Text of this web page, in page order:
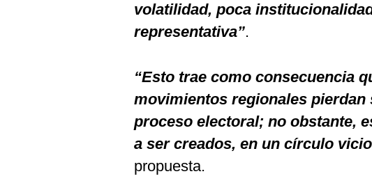
volatilidad, poca
representativa”.
“Esto trae como consecuencia
movimientos regionales
proceso electoral; no obstante,
a ser creados, en un círculo
propuesta.